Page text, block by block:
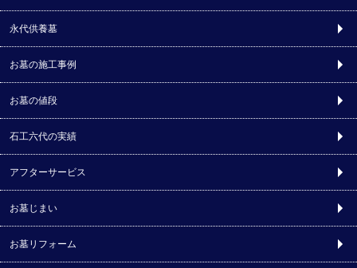
永代供養墓
お墓の施工事例
お墓の値段
石工六代の実績
アフターサービス
お墓じまい
お墓リフォーム